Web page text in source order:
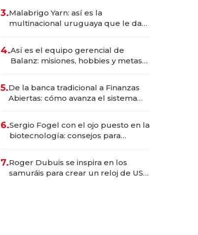
prepara apertura
3.Malabrigo Yarn: así es la
multinacional uruguaya que le da
4.Así es el equipo gerencial de
Balanz: misiones, hobbies y metas
5.De la banca tradicional a Finanzas
Abiertas: cómo avanza el sistema
6.Sergio Fogel con el ojo puesto en la
biotecnología: consejos para
7.Roger Dubuis se inspira en los
samuráis para crear un reloj de US$